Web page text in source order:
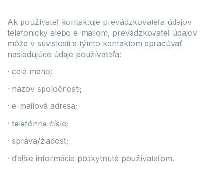
Ak používateľ kontaktuje prevádzkovateľa údajov
telefonicky alebo e-mailom, prevádzkovateľ údajov
môže v súvislosti s týmto kontaktom spracúvať
nasledujúce údaje používateľa:
· celé meno;
· názov spoločnosti;
· e-mailová adresa;
· telefónne číslo;
· správa/žiadosť;
· ďalšie informácie poskytnuté používateľom.